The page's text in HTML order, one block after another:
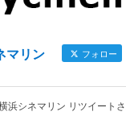
マリン フォロー
浜シネマリン リツイート